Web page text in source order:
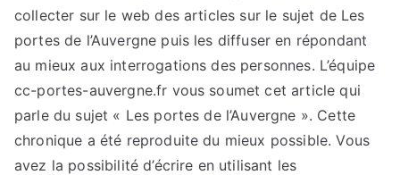
collecter sur le web des articles sur le sujet de Les
portes de l’Auvergne puis les diffuser en répondant
au mieux aux interrogations des personnes. L’équipe
cc-portes-auvergne.fr vous soumet cet article qui
parle du sujet « Les portes de l’Auvergne ». Cette
chronique a été reproduite du mieux possible. Vous
avez la possibilité d’écrire en utilisant les